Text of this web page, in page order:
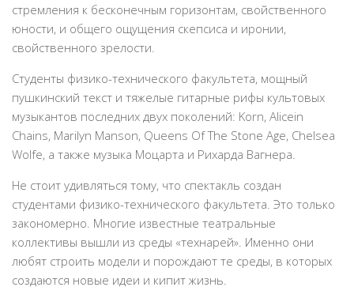
стремления к бесконечным горизонтам, свойственного
юности, и общего ощущения скепсиса и иронии,
свойственного зрелости.
Студенты физико-технического факультета, мощный
пушкинский текст и тяжелые гитарные рифы культовых
музыкантов последних двух поколений: Korn, Alicein
Chains, Marilyn Manson, Queens Of The Stone Age, Chelsea
Wolfe, а также музыка Моцарта и Рихарда Вагнера.
Не стоит удивляться тому, что спектакль создан
студентами физико-технического факультета. Это только
закономерно. Многие известные театральные
коллективы вышли из среды «технарей». Именно они
любят строить модели и порождают те среды, в которых
создаются новые идеи и кипит жизнь.